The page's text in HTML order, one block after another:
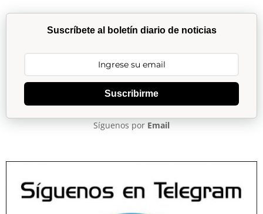
Suscríbete al boletín diario de noticias
Suscribirme
Síguenos por Email